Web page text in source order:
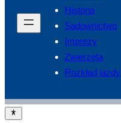
Historia
Sadownictwo
Imprezy
Zwierzęta
Rozkład jazdy